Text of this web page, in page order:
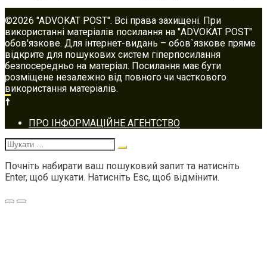
©2026 "ADVOKAT POST". Всі права захищені. При
використанні матеріалів посилання на "ADVOKAT POST"
обов'язкове. Для інтернет-видань – обов`язкове пряме
відкрите для пошукових систем гіперпосилання
безпосередньо на матеріал. Посилання має бути
розміщене незалежно від повного чи часткового
використання матеріалів.
Footer
navigation
ПРО ІНФОРМАЦІЙНЕ АГЕНТСТВО
Шукати:
Почніть набирати ваш пошуковий запит та натисніть
Enter, щоб шукати. Натисніть Esc, щоб відмінити.
Меню